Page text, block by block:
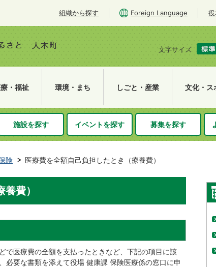
組織から探す Foreign Language
文字サイズ
・福祉 環境・まち しごと・産業 文化・ス
施設を探す イベントを探す 募集を探す
険 医療費を全額自己負担したとき（療養費）
費）
医療費の全額を支払ったときなど、下記の項目に該
必要な書類を添えて役場 健康課 保険医療係の窓口に申